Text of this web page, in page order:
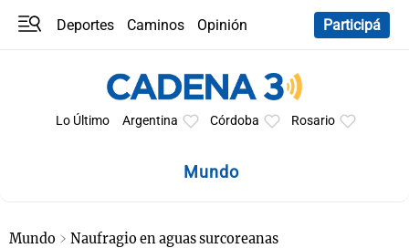
Deportes Caminos
Opinión
Participá
Lo Último Argentina Córdoba Rosario
Mundo
Mundo Naufragio en aguas surcoreanas